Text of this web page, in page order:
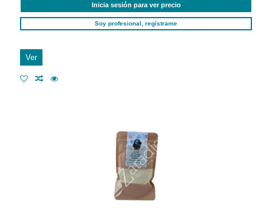
Inicia sesión para ver precio
Soy profesional, regístrame
Ver